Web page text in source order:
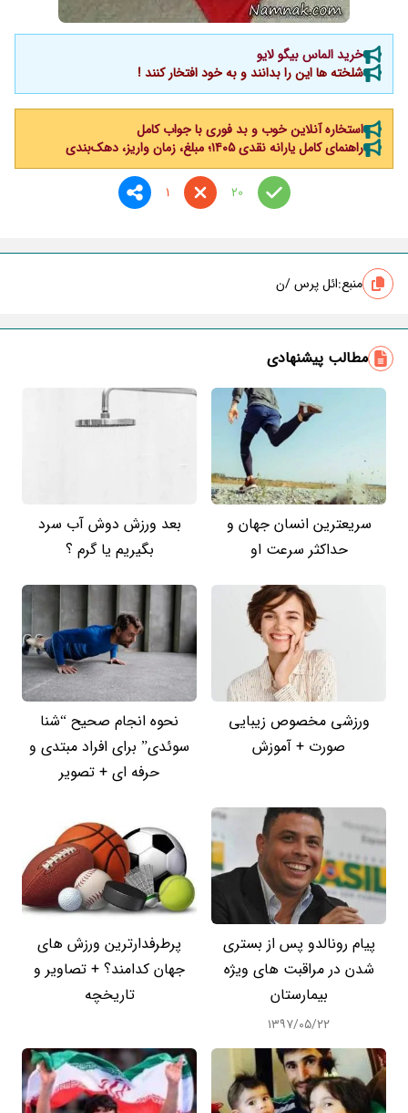
خرید الماس بیگو لایو
شلخته ها این را بدانند و به خود افتخار کنند !
استخاره آنلاین خوب و بد فوری با جواب کامل
راهنمای کامل یارانه نقدی ۱۴۰۵؛ مبلغ، زمان واریز، دهک‌بندی
20
1
منبع:ائل پرس /ن
مطالب پیشنهادی
سریعترین انسان جهان و
حداکثر سرعت او
بعد ورزش دوش آب سرد
بگیریم یا گرم ؟
ورزشی مخصوص زیبایی
صورت + آموزش
نحوه انجام صحیح “شنا
سوئدی” برای افراد مبتدی و
حرفه ای + تصویر
پیام رونالدو پس از بستری
شدن در مراقبت های ویژه
بیمارستان
۱۳۹۷/۰۵/۲۲
پرطرفدارترین ورزش های
جهان کدامند؟ + تصاویر و
تاریخچه